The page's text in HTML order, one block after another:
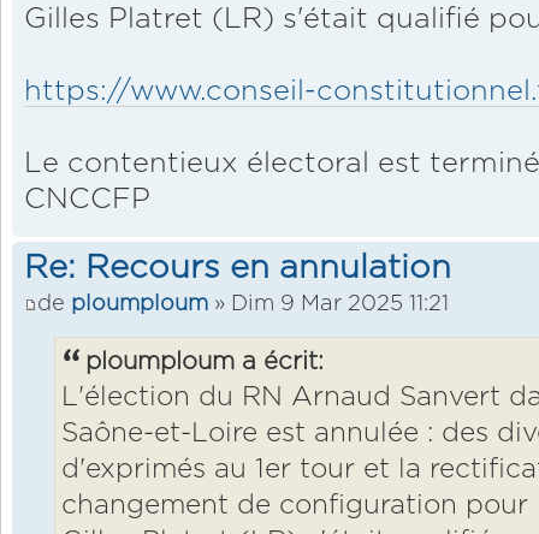
Gilles Platret (LR) s'était qualifié
https://www.conseil-
Le contentieux électoral est
CNCCFP
Re: Recours en annulation
de ploumploum » Dim 9 Mar 2025 11:21
ploumploum a écrit:
L'élection du RN Arnaud Sanvert
Saône-et-Loire est annulée : des
d'exprimés au 1er tour et la
changement de configuration